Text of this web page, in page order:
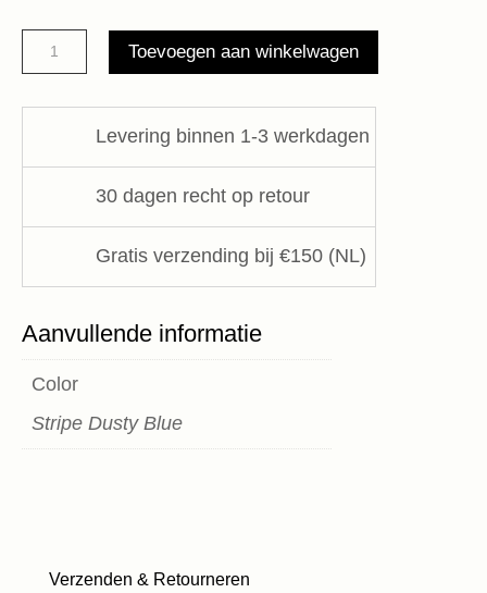
Leli
Jacket
Toevoegen aan winkelwagen
Levering binnen 1-3 werkdagen
30 dagen recht op retour
Gratis verzending bij €150 (NL)
Aanvullende informatie
Color
Stripe Dusty Blue
Verzenden & Retourneren